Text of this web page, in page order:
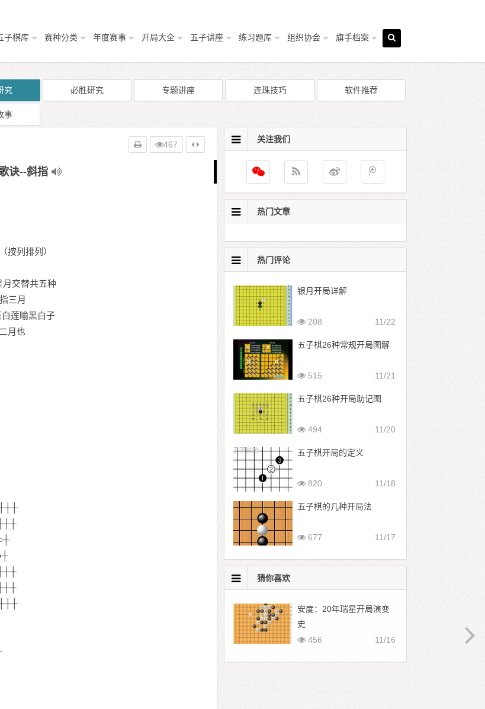
子棋库 赛种分类 年度赛事 开局大全 五子讲座 练习题库 组织协会 旗手档案
究 必胜研究 专题讲座 连珠技巧 软件推荐
事
诀--斜指
排列）
交替共五种
三月
莲喻黑白子
月也
467
关注我们
热门文章
热门评论
银月开局详解
11/22
208
五子棋26种常规开局图解
11/21
515
五子棋26种开局助记图
11/20
494
五子棋开局的定义
11/18
820
五子棋的几种开局法
11/17
677
猜你喜欢
安度：20年瑞星开局演变
史
11/16
456